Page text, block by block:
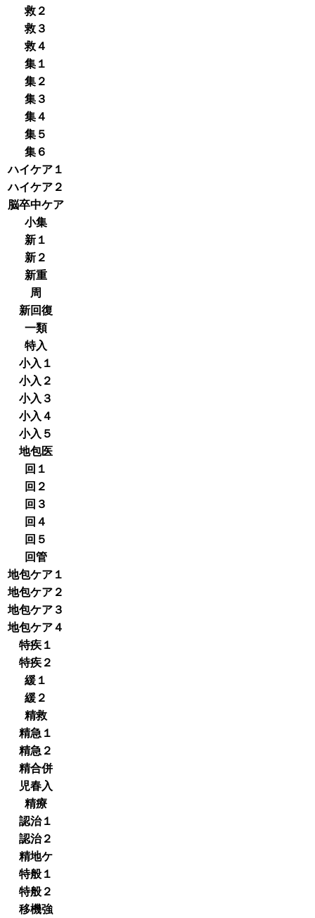
救２
救３
救４
集１
集２
集３
集４
集５
集６
ハイケア１
ハイケア２
脳卒中ケア
小集
新１
新２
新重
周
新回復
一類
特入
小入１
小入２
小入３
小入４
小入５
地包医
回１
回２
回３
回４
回５
回管
地包ケア１
地包ケア２
地包ケア３
地包ケア４
特疾１
特疾２
緩１
緩２
精救
精急１
精急２
精合併
児春入
精療
認治１
認治２
精地ケ
特般１
特般２
移機強